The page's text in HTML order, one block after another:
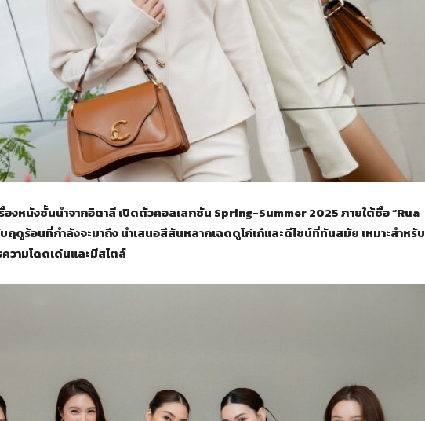
งหนังชั้นนำจากอิตาลี เปิดตัวคอลเลกชัน Spring-Summer 2025 ภายใต้ชื่อ “Rua
ดูร้อนที่กำลังจะมาถึง นำเสนอสีสันหลากเฉดดูโก่เก๋และดีไซน์ที่ทันสมัย เหมาะสำหรับ
ามโดดเด่นและมีสไตล์